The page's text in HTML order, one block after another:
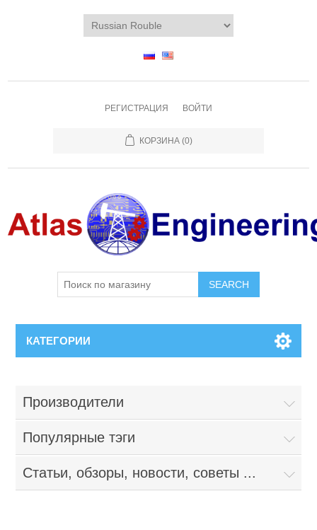
РЕГИСТРАЦИЯ ВОЙТИ
КОРЗИНА (0)
КАТЕГОРИИ
Производители
Популярные тэги
Статьи, обзоры, новости, советы ...